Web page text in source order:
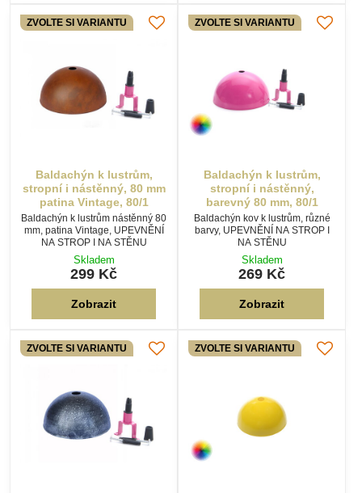
ZVOLTE SI VARIANTU
Baldachýn k lustrům,
stropní i nástěnný, 80 mm
patina Vintage, 80/1
Baldachýn k lustrům nástěnný 80
mm, patina Vintage, UPEVNĚNÍ
NA STROP I NA STĚNU
Skladem
299 Kč
Zobrazit
ZVOLTE SI VARIANTU
Baldachýn k lustrům,
stropní i nástěnný,
barevný 80 mm, 80/1
Baldachýn kov k lustrům, různé
barvy, UPEVNĚNÍ NA STROP I
NA STĚNU
Skladem
269 Kč
Zobrazit
ZVOLTE SI VARIANTU ZVOLTE SI VARIANTU